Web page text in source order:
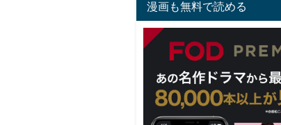
漫画も無料で読める